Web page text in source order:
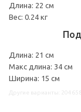
Длина: 22 см
Вес: 0.24 кг
Длина: 21 см
Макс длина: 34 см
Ширина: 15 см